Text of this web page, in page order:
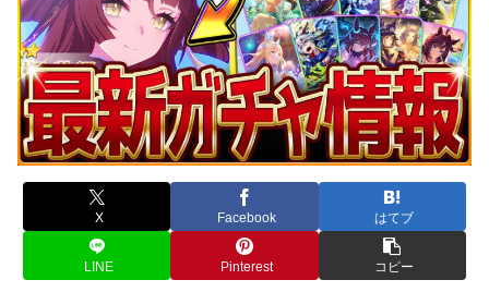
X Facebook はてブ
LINE Pinterest コピー